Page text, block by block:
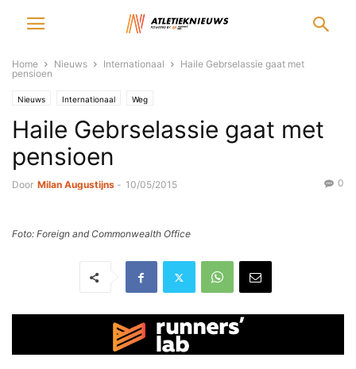
Home Nieuws Internationaal
Haile Gebrselassie gaat met
pensioen
Nieuws Internationaal Weg
Haile Gebrselassie gaat met
pensioen
Door Milan Augustijns - 10/05/2015 0
Foto: Foreign and Commonwealth Office